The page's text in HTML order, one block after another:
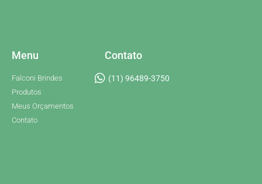
Menu
Falconi Brindes
Produtos
Meus Orçamentos
Contato
Contato
(11) 96489-3750